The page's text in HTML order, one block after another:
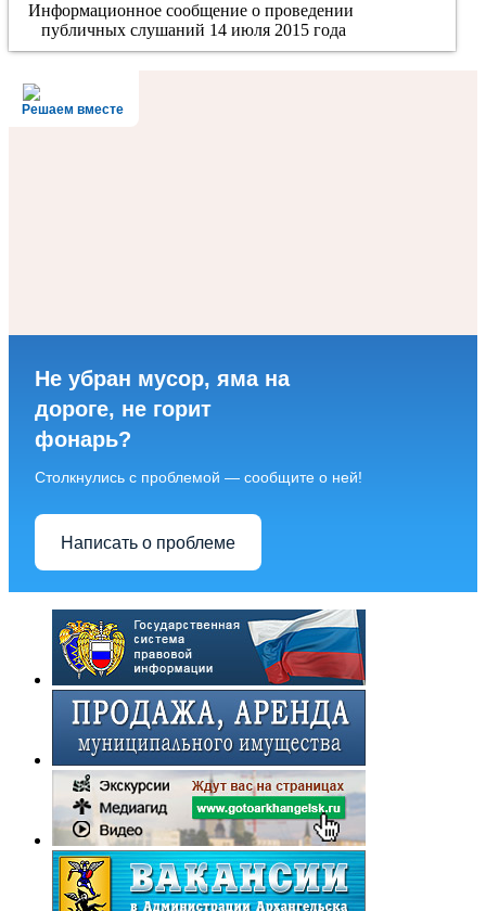
Информационное сообщение о проведении
публичных слушаний 14 июля 2015 года
Решаем вместе
Не убран мусор, яма на
дороге, не горит
фонарь?
Столкнулись с проблемой — сообщите о ней!
Написать о проблеме